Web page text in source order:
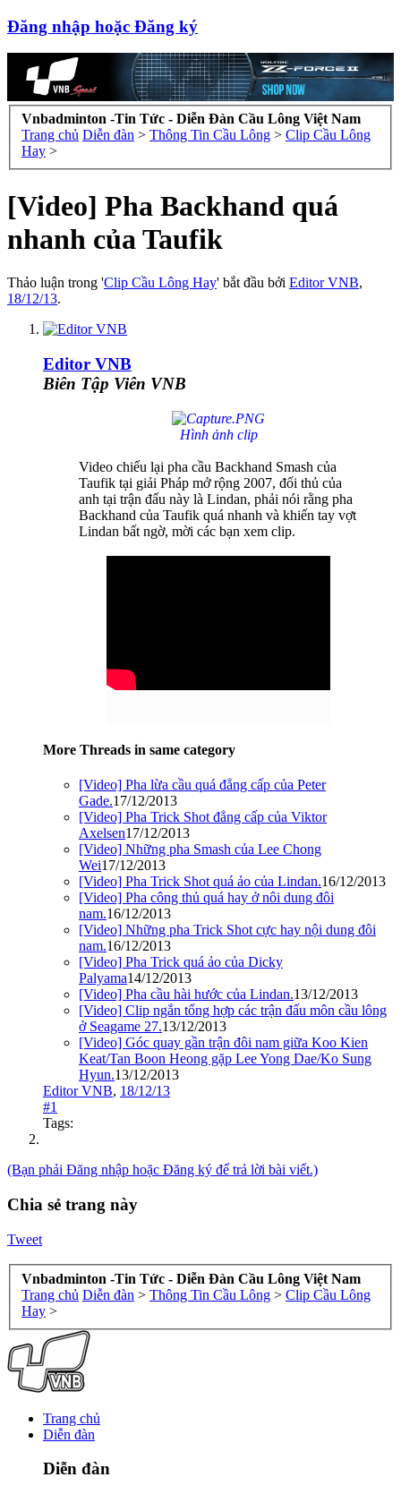
Đăng nhập hoặc Đăng ký
Vnbadminton -Tin Tức - Diễn Đàn Cầu Lông Việt Nam
Trang chủ Diễn đàn > Thông Tin Cầu Lông > Clip Cầu Lông
Hay >
[Video] Pha Backhand quá
nhanh của Taufik
Thảo luận trong 'Clip Cầu Lông Hay' bắt đầu bởi Editor VNB,
18/12/13.
Editor VNB
Biên Tập Viên VNB
Hình ảnh clip
Video chiếu lại pha cầu Backhand Smash của
Taufik tại giải Pháp mở rộng 2007, đối thủ của
anh tại trận đấu này là Lindan, phải nói rằng pha
Backhand của Taufik quá nhanh và khiến tay vợt
Lindan bất ngờ, mời các bạn xem clip.
More Threads in same category
[Video] Pha lừa cầu quá đẳng cấp của Peter
Gade.17/12/2013
[Video] Pha Trick Shot đẳng cấp của Viktor
Axelsen17/12/2013
[Video] Những pha Smash của Lee Chong
Wei17/12/2013
[Video] Pha Trick Shot quá ảo của Lindan.16/12/2013
[Video] Pha công thủ quá hay ở nôi dung đôi
nam.16/12/2013
[Video] Những pha Trick Shot cực hay nội dung đôi
nam.16/12/2013
[Video] Pha Trick quá ảo của Dicky
Palyama14/12/2013
[Video] Pha cầu hài hước của Lindan.13/12/2013
[Video] Clip ngắn tổng hợp các trận đấu môn cầu lông
ở Seagame 27.13/12/2013
[Video] Góc quay gần trận đôi nam giữa Koo Kien
Keat/Tan Boon Heong gặp Lee Yong Dae/Ko Sung
Hyun.13/12/2013
Editor VNB, 18/12/13
#1
Tags:
(Bạn phải Đăng nhập hoặc Đăng ký để trả lời bài viết.)
Chia sẻ trang này
Tweet
Vnbadminton -Tin Tức - Diễn Đàn Cầu Lông Việt Nam
Trang chủ Diễn đàn > Thông Tin Cầu Lông > Clip Cầu Lông
Hay >
Trang chủ
Diễn đàn
Diễn đàn